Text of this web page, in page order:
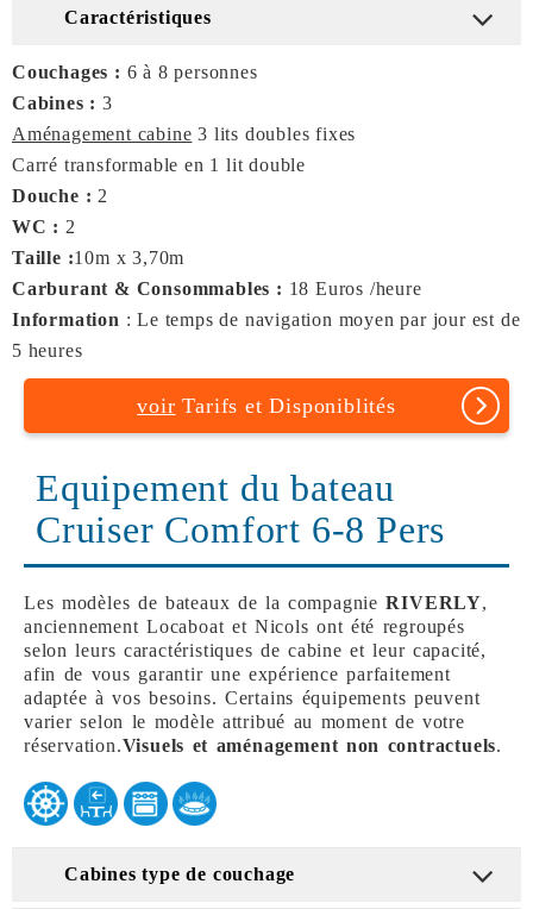
Caractéristiques
Couchages : 6 à 8 personnes
Cabines : 3
Aménagement cabine 3 lits doubles fixes
Carré transformable en 1 lit double
Douche : 2
WC : 2
Taille :10m x 3,70m
Carburant & Consommables : 18 Euros /heure
Information : Le temps de navigation moyen par jour est de
5 heures
voir Tarifs et Disponiblités
Equipement du bateau
Cruiser Comfort 6-8 Pers
Les modèles de bateaux de la compagnieRIVERLY,
anciennement Locaboat et Nicols ont été regroupés
selon leurs caractéristiques de cabine et leur capacité,
afin de vous garantir une expérience parfaitement
adaptée à vos besoins. Certains équipements peuvent
varier selon le modèle attribué au moment de votre
réservation.Visuels et aménagement non contractuels.
Cabines type de couchage